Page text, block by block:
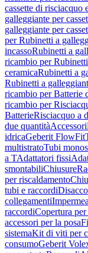
cassette di risciacquo
galleggiante per
galleggiante per
per Rubinetti a
incassoRubinetti a
ricambio per
ceramicaRubinetti a
Rubinetti a
ricambio per Batterie
ricambio per
BatterieRisciacquo a
due quantitàAccessori
idricaGeberit FlowFit
multistratoTubi
a TAdattatori fissi
smontabiliChiusure
per riscaldamento
tubi e raccordi
collegamenti
raccordiCopertura
accessori per la posa
sistemaKit di viti per
consumoGeberit